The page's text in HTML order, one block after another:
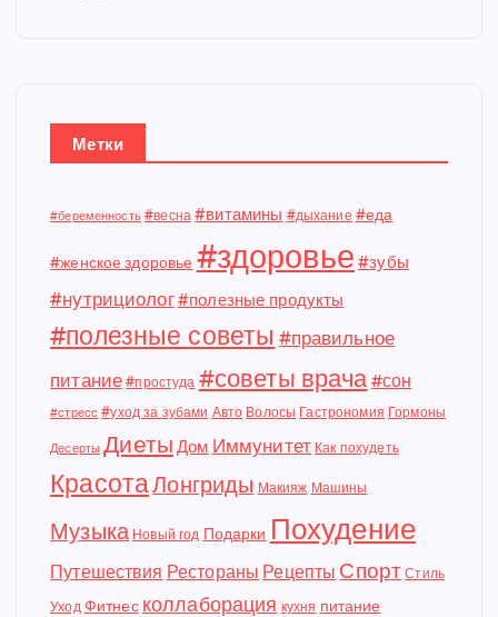
Метки
#беременность #весна #витамины #дыхание #еда
#женское здоровье #здоровье #зубы
#нутрициолог#полезные продукты
#полезные советы #правильное
питание #простуда #советы врача#сон
#стресс #уход за зубами Авто Волосы Гастрономия Гормоны
Десерты Диеты Дом Иммунитет Как похудеть
КрасотаЛонгриды Макияж Машины
Музыка Новый год Подарки Похудение
Путешествия Рестораны Рецепты Спорт Стиль
Уход Фитнес коллаборация кухня питание